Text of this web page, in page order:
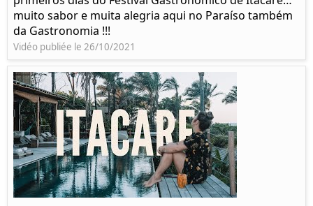
muito sabor e muita alegria aqui no Paraíso também
da Gastronomia !!!
Vidéo publiée le 26/10/2021